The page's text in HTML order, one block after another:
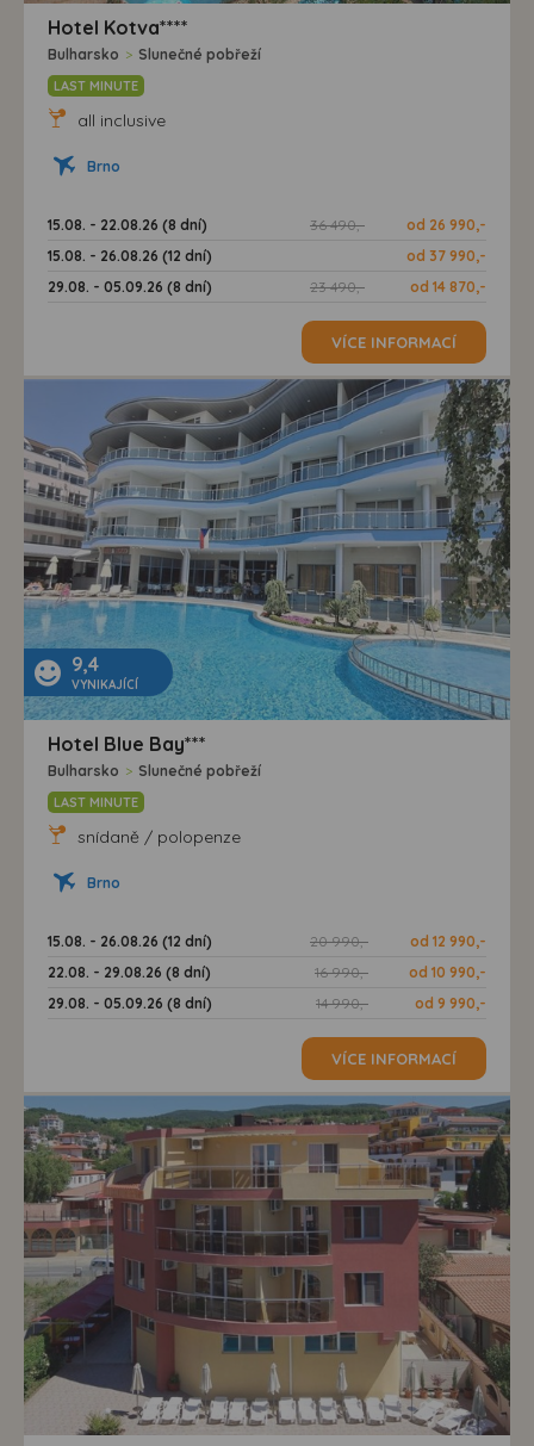
Hotel Kotva****
Bulharsko > Slunečné pobřeží
LAST MINUTE
all inclusive
Brno
15.08. - 22.08.26 (8 dní) 36 490,-
od 26 990,-
15.08. - 26.08.26 (12 dní)
od 37 990,-
29.08. - 05.09.26 (8 dní)
23 490,- od 14 870,-
VÍCE INFORMACÍ
9,4
VYNIKAJÍCÍ
Hotel Blue Bay***
Bulharsko > Slunečné pobřeží
LAST MINUTE
snídaně / polopenze
Brno
15.08. - 26.08.26 (12 dní) 20 990,-
od 12 990,-
22.08. - 29.08.26 (8 dní)
16 990,-
od 10 990,-
29.08. - 05.09.26 (8 dní)
14 990,- od 9 990,-
VÍCE INFORMACÍ